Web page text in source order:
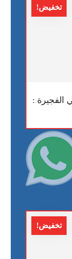
تخفيض!
:
تخفيض!